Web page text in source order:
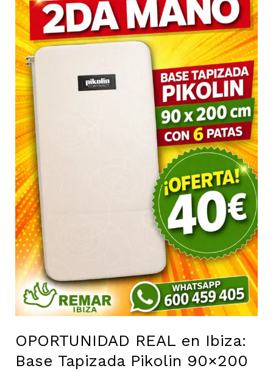
OPORTUNIDAD REAL en Ibiza:
Base Tapizada Pikolin 90×200
Ibiza:
Base
Tapizada
Pikolin
90×200
por
SOLO
40€
(2ª
Mano)